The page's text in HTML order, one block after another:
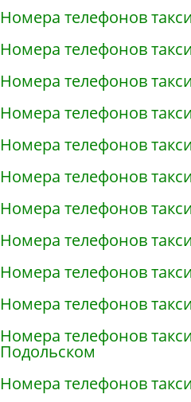
Номера телефонов
Номера телефонов
Номера телефонов
Номера телефонов
Номера телефонов
Номера телефонов
Номера телефонов
Номера телефонов
Номера телефонов
Номера телефонов
Номера телефонов
Подольском
Номера телефонов